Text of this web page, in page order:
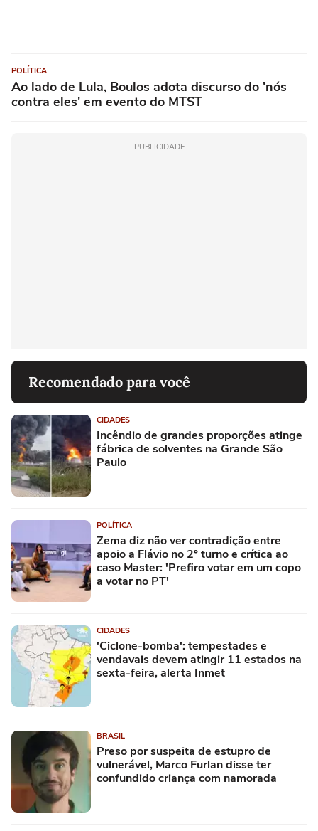
POLÍTICA
Ao lado de Lula, Boulos adota discurso do 'nós
contra eles' em evento do MTST
PUBLICIDADE
Recomendado para você
CIDADES
Incêndio de grandes proporções atinge
fábrica de solventes na Grande São
Paulo
POLÍTICA
Zema diz não ver contradição entre
apoio a Flávio no 2º turno e crítica ao
caso Master: 'Prefiro votar em um copo
a votar no PT'
CIDADES
'Ciclone-bomba': tempestades e
vendavais devem atingir 11 estados na
sexta-feira, alerta Inmet
BRASIL
Preso por suspeita de estupro de
vulnerável, Marco Furlan disse ter
confundido criança com namorada